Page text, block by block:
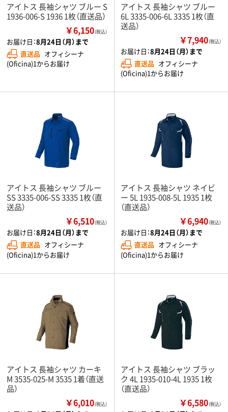
アイトス 長袖シャツ ブルー S
1936-006-S 1936 1枚（直送品）
￥6,150（税込）
お届け日：8月24日（月）まで
直送品 オフィシーナ
(Oficina)1からお届け
アイトス 長袖シャツ ブルー
6L 3335-006-6L 3335 1枚（直
送品）
￥7,940（税込）
お届け日：8月24日（月）まで
直送品 オフィシーナ
(Oficina)1からお届け
アイトス 長袖シャツ ブルー
SS 3335-006-SS 3335 1枚（直
送品）
￥6,510（税込）
お届け日：8月24日（月）まで
直送品 オフィシーナ
(Oficina)1からお届け
アイトス 長袖シャツ ネイビ
ー 5L 1935-008-5L 1935 1枚
（直送品）
￥6,940（税込）
お届け日：8月24日（月）まで
直送品 オフィシーナ
(Oficina)1からお届け
アイトス 長袖シャツ カーキ
M 3535-025-M 3535 1着（直送
品）
￥6,010（税込）
アイトス 長袖シャツ ブラッ
ク 4L 1935-010-4L 1935 1枚
（直送品）
￥6,580（税込）